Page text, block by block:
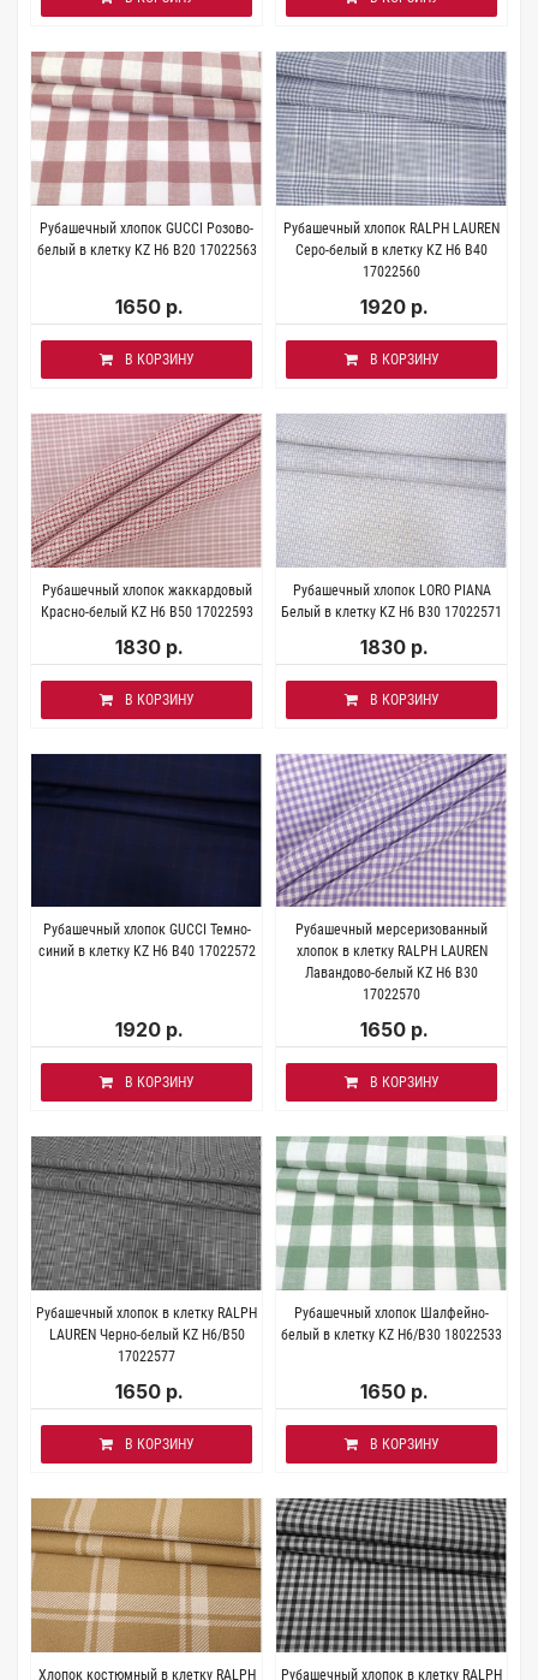
Рубашечный хлопок GUCCI Розово-
белый в клетку KZ H6 B20 17022563
1650 р.
В КОРЗИНУ
Рубашечный хлопок RALPH LAUREN
Серо-белый в клетку KZ H6 B40
17022560
1920 р.
В КОРЗИНУ
Рубашечный хлопок жаккардовый
Красно-белый KZ H6 B50 17022593
1830 р.
В КОРЗИНУ
Рубашечный хлопок LORO PIANA
Белый в клетку KZ H6 B30 17022571
1830 р.
В КОРЗИНУ
Рубашечный хлопок GUCCI Темно-
синий в клетку KZ H6 B40 17022572
1920 р.
В КОРЗИНУ
Рубашечный мерсеризованный
хлопок в клетку RALPH LAUREN
Лавандово-белый KZ H6 B30
17022570
1650 р.
В КОРЗИНУ
Рубашечный хлопок в клетку RALPH
LAUREN Черно-белый KZ H6/B50
17022577
1650 р.
В КОРЗИНУ
Рубашечный хлопок Шалфейно-
белый в клетку KZ H6/B30 18022533
1650 р.
В КОРЗИНУ
Хлопок костюмный в клетку RALPH
Рубашечный хлопок в клетку RALPH